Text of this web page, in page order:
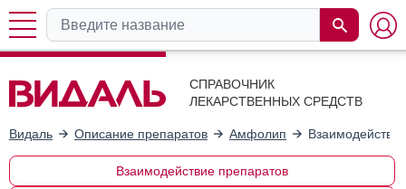
СПРАВОЧНИК
ЛЕКАРСТВЕННЫХ СРЕДСТВ
Видаль Описание препаратов Амфолип
Взаимодействие препаратов